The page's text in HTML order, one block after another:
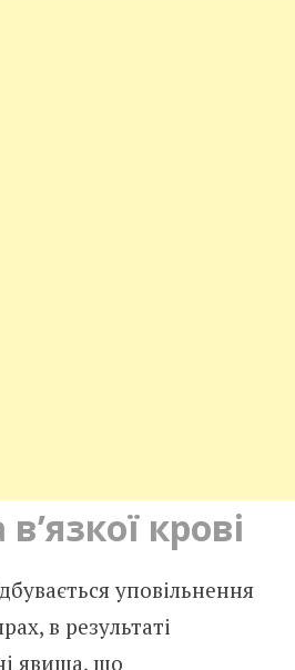
крові
уповільнення
в результаті
явища, що